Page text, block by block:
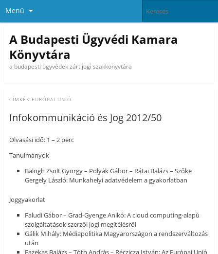
Menü
A Budapesti Ügyvédi Kamara
Könyvtára
a budapesti ügyvédek zárt jogi szakkönyvtára
CÍMKÉK EURÓPAI UNIÓ
Infokommunikáció és Jog 2012/50
Olvasási idő: 1 – 2 perc
Tanulmányok
Balogh Zsolt György – Polyák Gábor – Rátai Balázs – Szőke
Gergely László: Munkahelyi adatvédelem a gyakorlatban
Joggyakorlat
Faludi Gábor – Grad-Gyenge Anikó: A cloud computing-alapú
szolgáltatások szerzői jogi megítélésről
Gálik Mihály: Médiapolitika Magyarországon a rendszerváltozás
után
Fazekas Balázs – Tóth András – Réczicza István: Az Európai Unió